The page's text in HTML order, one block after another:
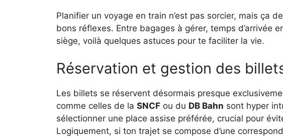
Planifier un voyage en train n’est pas sorcier, mais ça
bons réflexes. Entre bagages à gérer, temps d’arrivée
siège, voilà quelques astuces pour te faciliter la vie.
Réservation et gestion des
Les billets se réservent désormais presque
comme celles de la SNCF ou du DB Bahn sont hyper
sélectionner une place assise préférée, crucial pour
Logiquement, si ton trajet se compose d’une